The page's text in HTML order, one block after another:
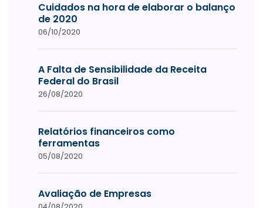
Cuidados na hora de elaborar o balanço
de 2020
06/10/2020
A Falta de Sensibilidade da Receita
Federal do Brasil
26/08/2020
Relatórios financeiros como
ferramentas
05/08/2020
Avaliação de Empresas